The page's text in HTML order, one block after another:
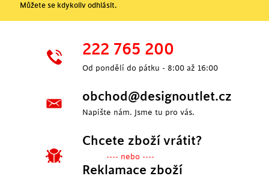
Můžete se kdykoliv odhlásit.
222 765 200
Od pondělí do pátku - 8:00 až 16:00
obchod@designoutlet.cz
Napište nám. Jsme tu pro vás.
Chcete zboží vrátit?
---- nebo ----
Reklamace zboží